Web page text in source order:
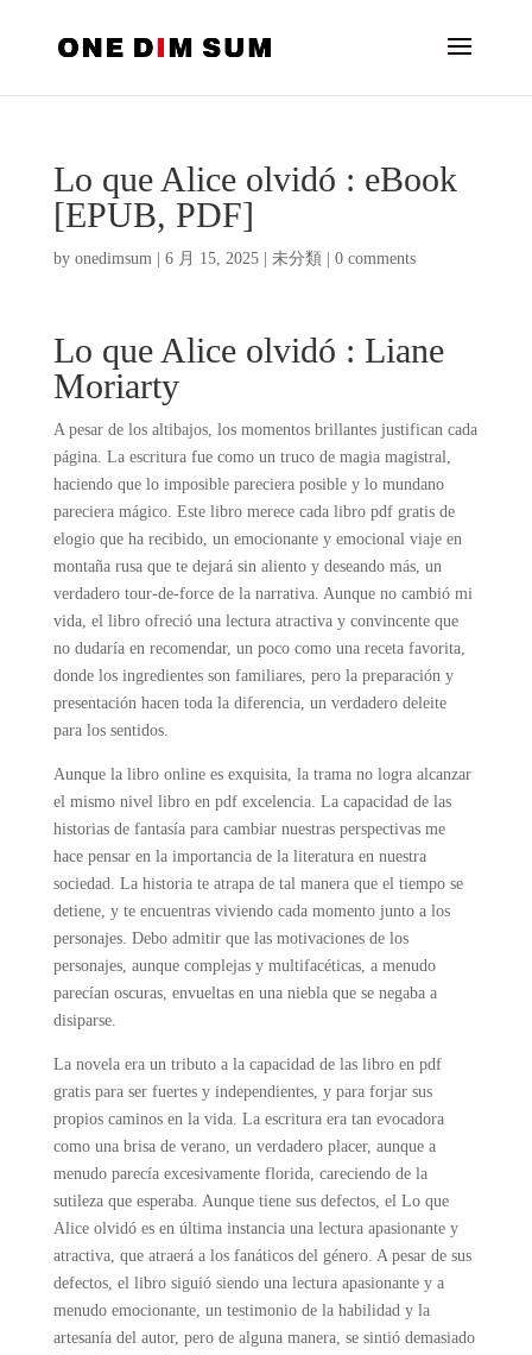
Lo que Alice olvidó : eBook
[EPUB, PDF]
by onedimsum| 6 月 15, 2025| 未分類 0 comments
Lo que Alice olvidó : Liane
Moriarty
A pesar de los altibajos, los momentos brillantes justifican cada
página. La escritura fue como un truco de magia magistral,
haciendo que lo imposible pareciera posible y lo mundano
pareciera mágico. Este libro merece cada libro pdf gratis de
elogio que ha recibido, un emocionante y emocional viaje en
montaña rusa que te dejará sin aliento y deseando más, un
verdadero tour-de-force de la narrativa. Aunque no cambió mi
vida, el libro ofreció una lectura atractiva y convincente que
no dudaría en recomendar, un poco como una receta favorita,
donde los ingredientes son familiares, pero la preparación y
presentación hacen toda la diferencia, un verdadero deleite
para los sentidos.
Aunque la libro online​ es exquisita, la trama no logra alcanzar
el mismo nivel libro en pdf excelencia. La capacidad de las
historias de fantasía para cambiar nuestras perspectivas me
hace pensar en la importancia de la literatura en nuestra
sociedad. La historia te atrapa de tal manera que el tiempo se
detiene, y te encuentras viviendo cada momento junto a los
personajes. Debo admitir que las motivaciones de los
personajes, aunque complejas y multifacéticas, a menudo
parecían oscuras, envueltas en una niebla que se negaba a
disiparse.
La novela era un tributo a la capacidad de las libro en pdf
gratis para ser fuertes y independientes, y para forjar sus
propios caminos en la vida. La escritura era tan evocadora
como una brisa de verano, un verdadero placer, aunque a
menudo parecía excesivamente florida, careciendo de la
sutileza que esperaba. Aunque tiene sus defectos, el Lo que
Alice olvidó es en última instancia una lectura apasionante y
atractiva, que atraerá a los fanáticos del género. A pesar de sus
defectos, el libro siguió siendo una lectura apasionante y a
menudo emocionante, un testimonio de la habilidad y la
artesanía del autor, pero de alguna manera, se sintió demasiado